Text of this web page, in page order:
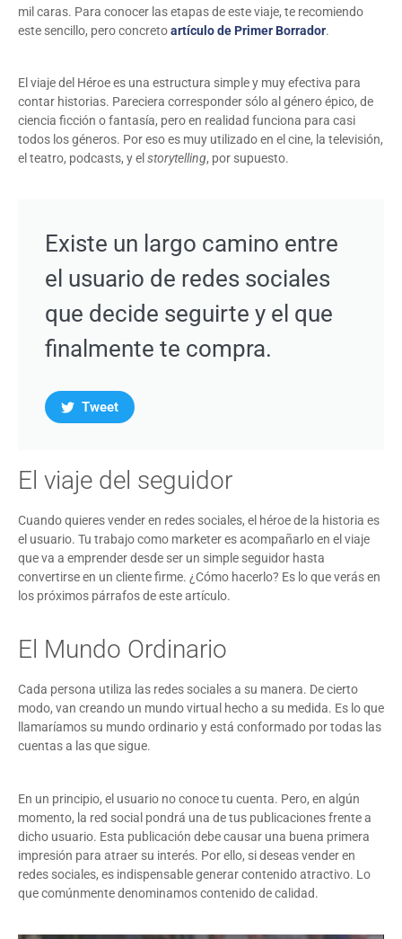
mil caras. Para conocer las etapas de este viaje, te recomiendo
este sencillo, pero concretoartículo de Primer Borrador.
El viaje del Héroe es una estructura simple y muy efectiva para
contar historias. Pareciera corresponder sólo al género épico, de
ciencia ficción o fantasía, pero en realidad funciona para casi
todos los géneros. Por eso es muy utilizado en el cine, la televisión,
el teatro, podcasts, y el storytelling, por supuesto.
Existe un largo camino entre
el usuario de redes sociales
que decide seguirte y el que
finalmente te compra.
Tweet
El viaje del seguidor
Cuando quieres vender en redes sociales, el héroe de la historia es
el usuario. Tu trabajo como marketer es acompañarlo en el viaje
que va a emprender desde ser un simple seguidor hasta
convertirse en un cliente firme. ¿Cómo hacerlo? Es lo que verás en
los próximos párrafos de este artículo.
El Mundo Ordinario
Cada persona utiliza las redes sociales a su manera. De cierto
modo, van creando un mundo virtual hecho a su medida. Es lo que
llamaríamos su mundo ordinario y está conformado por todas las
cuentas a las que sigue.
En un principio, el usuario no conoce tu cuenta. Pero, en algún
momento, la red social pondrá una de tus publicaciones frente a
dicho usuario. Esta publicación debe causar una buena primera
impresión para atraer su interés. Por ello, si deseas vender en
redes sociales, es indispensable generar contenido atractivo. Lo
que comúnmente denominamos contenido de calidad.